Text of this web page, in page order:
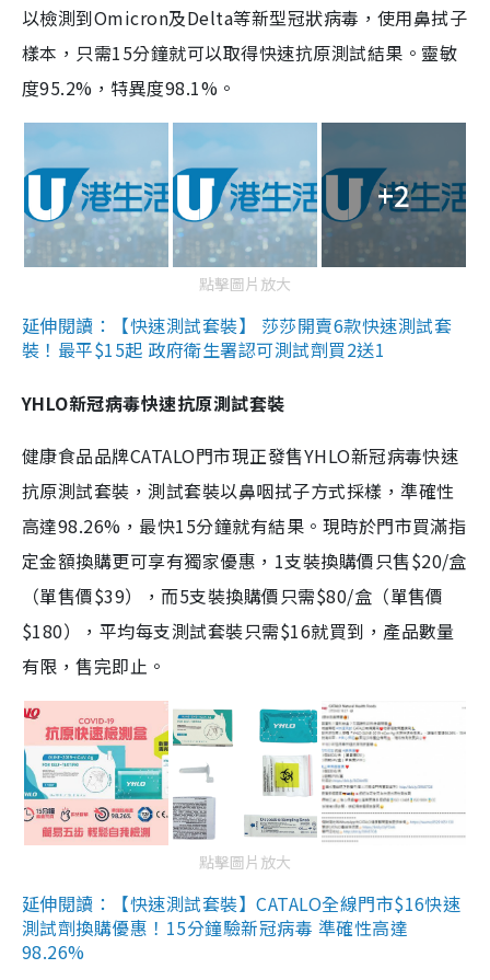
以檢測到Omicron及Delta等新型冠狀病毒，使用鼻拭子
樣本，只需15分鐘就可以取得快速抗原測試結果。靈敏
度95.2%，特異度98.1%。
+2
點擊圖片放大
延伸閱讀：【快速測試套裝】 莎莎開賣6款快速測試套
裝！最平$15起 政府衛生署認可測試劑買2送1
YHLO新冠病毒快速抗原測試套裝
健康食品品牌CATALO門市現正發售YHLO新冠病毒快速
抗原測試套裝，測試套裝以鼻咽拭子方式採樣，準確性
高達98.26%，最快15分鐘就有結果。現時於門市買滿指
定金額換購更可享有獨家優惠，1支裝換購價只售$20/盒
（單售價$39），而5支裝換購價只需$80/盒（單售價
$180），平均每支測試套裝只需$16就買到，產品數量
有限，售完即止。
點擊圖片放大
延伸閱讀：【快速測試套裝】CATALO全線門市$16快速
測試劑換購優惠！15分鐘驗新冠病毒 準確性高達
98.26%